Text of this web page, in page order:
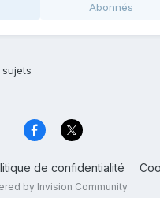
Abonnés
de confidentialité
by Invision Community